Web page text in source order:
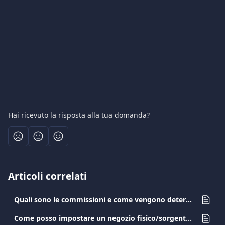
Hai ricevuto la risposta alla tua domanda?
Articoli correlati
Quali sono le commissioni e come vengono determinati i tuoi costi?
Come posso impostare un negozio fisico/sorgente di pagamento?